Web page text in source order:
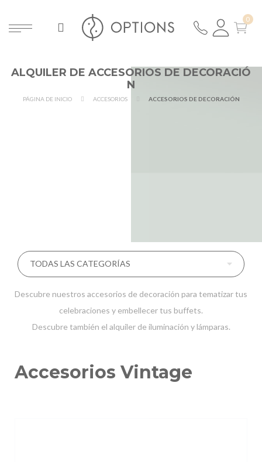
ALQUILER DE ACCESORIOS DE DECORACIÓ
N
PÁGINA DE INICIO ACCESORIOS ACCESORIOS DE DECORACIÓN
Descubre nuestros accesorios de decoración para tematizar tus
celebraciones y embellecer tus buffets.
Descubre también el alquiler de iluminación y lámparas.
Accesorios Vintage